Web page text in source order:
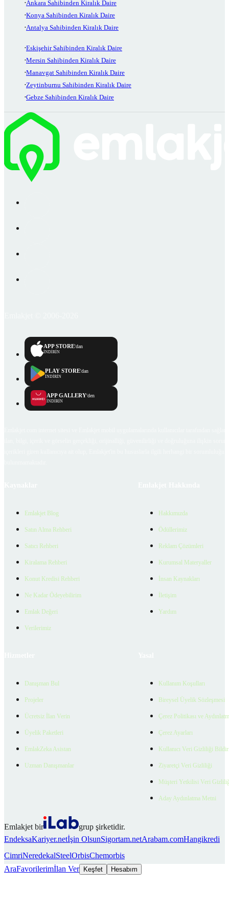
Ankara Sahibinden Kiralık Daire
Konya Sahibinden Kiralık Daire
Antalya Sahibinden Kiralık Daire
Eskişehir Sahibinden Kiralık Daire
Mersin Sahibinden Kiralık Daire
Manavgat Sahibinden Kiralık Daire
Zeytinburnu Sahibinden Kiralık Daire
Gebze Sahibinden Kiralık Daire
APP STORE'dan
İNDİRİN
PLAY STORE'dan
İNDİRİN
APP GALLERY'den
İNDİRİN
Emlakjet Blog
Satın Alma Rehberi
Satıcı Rehberi
Kiralama Rehberi
Konut Kredisi Rehberi
Ne Kadar Ödeyebilirim
Emlak Değeri
Verilerimiz
Hakkımızda
Ödüllerimiz
Reklam Çözümleri
Kurumsal Materyaller
İnsan Kaynakları
İletişim
Yardım
Danışman Bul
Projeler
Ücretsiz İlan Verin
Üyelik Paketleri
EmlakZeka Asistan
Uzman Danışmanlar
Kullanım Koşulları
Bireysel Üyelik Sözleşmesi
Çerez Politikası ve
Çerez Ayarları
Kullanıcı Veri Gizliliği
Ziyaretçi Veri Gizliliği
Müşteri Yetkilisi Veri
Aday Aydınlatma Metni
Emlakjet bir
grup şirketidir.
EndeksaKariyer.netİşin OlsunSigortam.netArabam.comHangikredi
CimriNeredekalSteelOrbisChemorbis
AraFavorilerimİlan Ver Keşfet Hesabım